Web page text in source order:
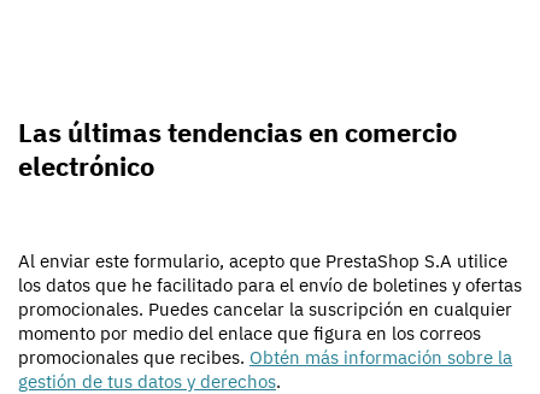
Las últimas tendencias en comercio
electrónico
Al enviar este formulario, acepto que PrestaShop S.A utilice
los datos que he facilitado para el envío de boletines y ofertas
promocionales. Puedes cancelar la suscripción en cualquier
momento por medio del enlace que figura en los correos
promocionales que recibes. Obtén más información sobre la
gestión de tus datos y derechos.